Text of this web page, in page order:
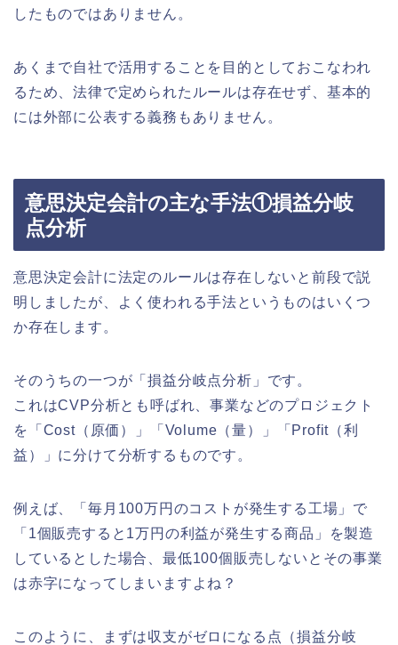
したものではありません。
あくまで自社で活用することを目的としておこなわれ
るため、法律で定められたルールは存在せず、基本的
には外部に公表する義務もありません。
意思決定会計の主な手法①損益分岐
点分析
意思決定会計に法定のルールは存在しないと前段で説
明しましたが、よく使われる手法というものはいくつ
か存在します。
そのうちの一つが「損益分岐点分析」です。
これはCVP分析とも呼ばれ、事業などのプロジェクト
を「Cost（原価）」「Volume（量）」「Profit（利
益）」に分けて分析するものです。
例えば、「毎月100万円のコストが発生する工場」で
「1個販売すると1万円の利益が発生する商品」を製造
しているとした場合、最低100個販売しないとその事業
は赤字になってしまいますよね？
このように、まずは収支がゼロになる点（損益分岐